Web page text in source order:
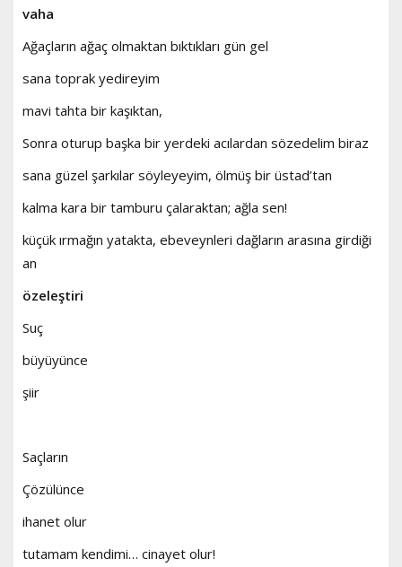
vaha
Ağaçların ağaç olmaktan bıktıkları gün gel
sana toprak yedireyim
mavi tahta bir kaşıktan,
Sonra oturup başka bir yerdeki acılardan sözedelim biraz
sana güzel şarkılar söyleyeyim, ölmüş bir üstad’tan
kalma kara bir tamburu çalaraktan; ağla sen!
küçük ırmağın yatakta, ebeveynleri dağların arasına girdiği
an
özeleştiri
Suç
büyüyünce
şiir
Saçların
Çözülünce
ihanet olur
tutamam kendimi… cinayet olur!